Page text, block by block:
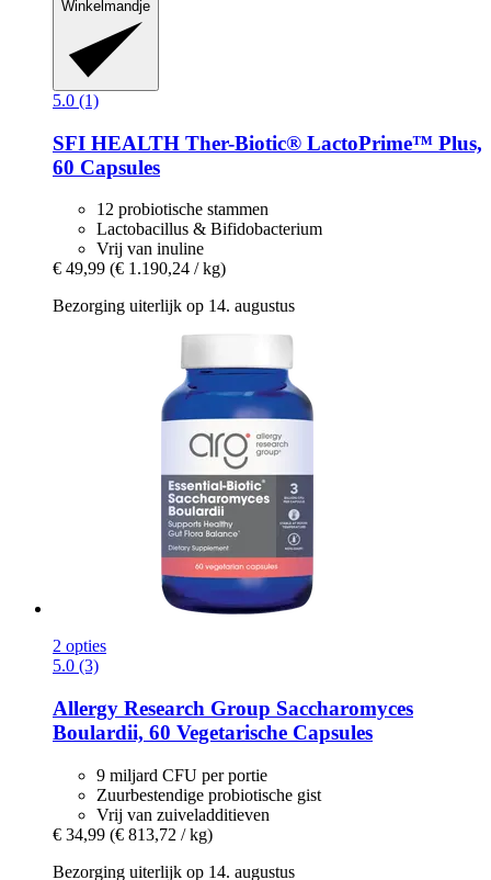
Winkelmandje
5.0 (1)
SFI HEALTH Ther-​Biotic® LactoPrime™ Plus,
60 Capsules
12 probiotische stammen
Lactobacillus & Bifidobacterium
Vrij van inuline
€ 49,99 (€ 1.190,24 / kg)
Bezorging uiterlijk op 14. augustus
2 opties
5.0 (3)
Allergy Research Group Saccharomyces
Boulardii, 60 Vegetarische Capsules
9 miljard CFU per portie
Zuurbestendige probiotische gist
Vrij van zuiveladditieven
€ 34,99 (€ 813,72 / kg)
Bezorging uiterlijk op 14. augustus